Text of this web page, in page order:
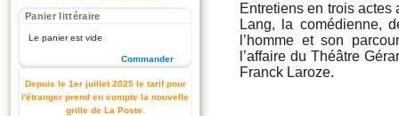
Panier littéraire
Le panier est vide
Commander
Depuis le 1er juillet 2025 le tarif pour
l'étranger prend en compte la nouvelle
grille de La Poste.
Entretiens en trois actes
Lang, la comédienne,
l’homme et son
l’affaire du Théâtre
Franck Laroze.